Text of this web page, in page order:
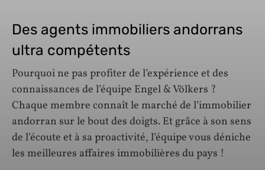
Des agents immobiliers andorrans
ultra compétents
Pourquoi ne pas profiter de l’expérience et des
connaissances de l’équipe Engel & Völkers ?
Chaque membre connaît le marché de l’immobilier
andorran sur le bout des doigts. Et grâce à son sens
de l’écoute et à sa proactivité, l’équipe vous déniche
les meilleures affaires immobilières du pays !